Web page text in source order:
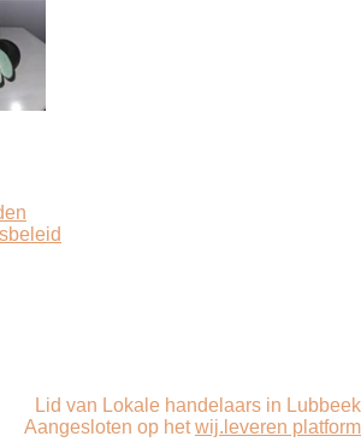
Lid van Lokale handelaars in Lubbeek
Aangesloten op hetwij.leveren platform